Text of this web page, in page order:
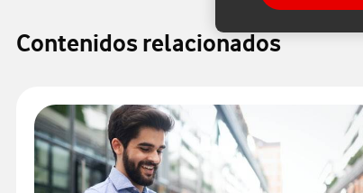
Contenidos relacionados